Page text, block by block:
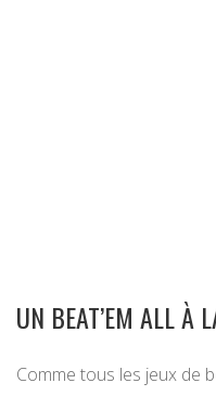
UN BEAT’EM ALL À
Comme tous les jeux de